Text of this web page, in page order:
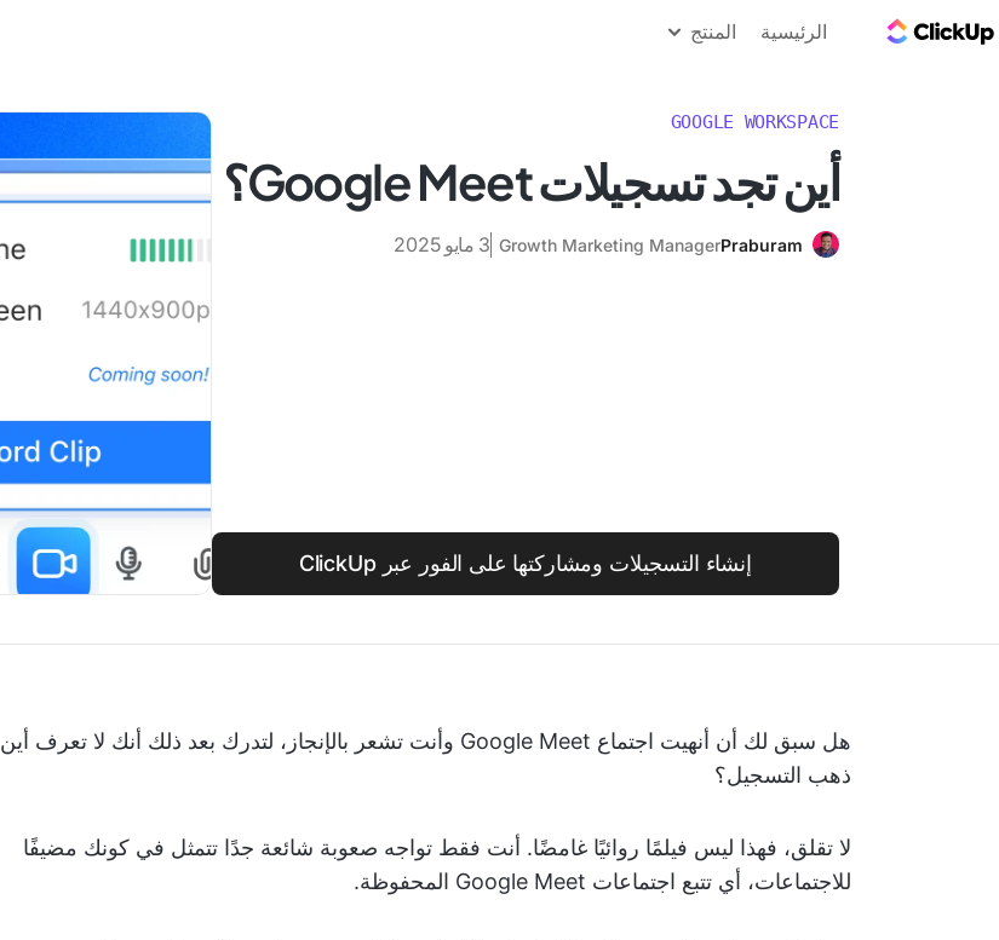
الرئيسية المنتج
GOOGLE WORKSPACE
أين تجد تسجيلات Google Meet؟
Praburam
Growth Marketing Manager 3 مايو 2025
إنشاء التسجيلات ومشاركتها على الفور عبر ClickUp
هل سبق لك أن أنهيت اجتماع Google Meet وأنت تشعر بالإنجاز، لتدرك بعد ذلك أنك لا تعرف أين
ذهب التسجيل؟
لا تقلق، فهذا ليس فيلمًا روائيًا غامضًا. أنت فقط تواجه صعوبة شائعة جدًا تتمثل في كونك مضيفًا
للاجتماعات، أي تتبع اجتماعات Google Meet المحفوظة.